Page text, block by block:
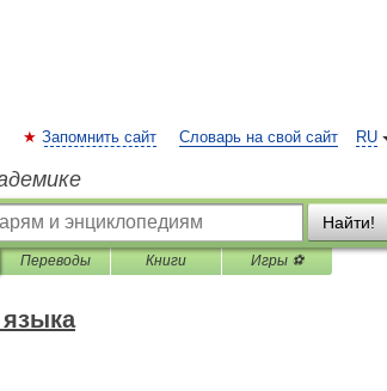
RU
Запомнить сайт Словарь на свой сайт
Найти!
Переводы Книги Игры ⚽